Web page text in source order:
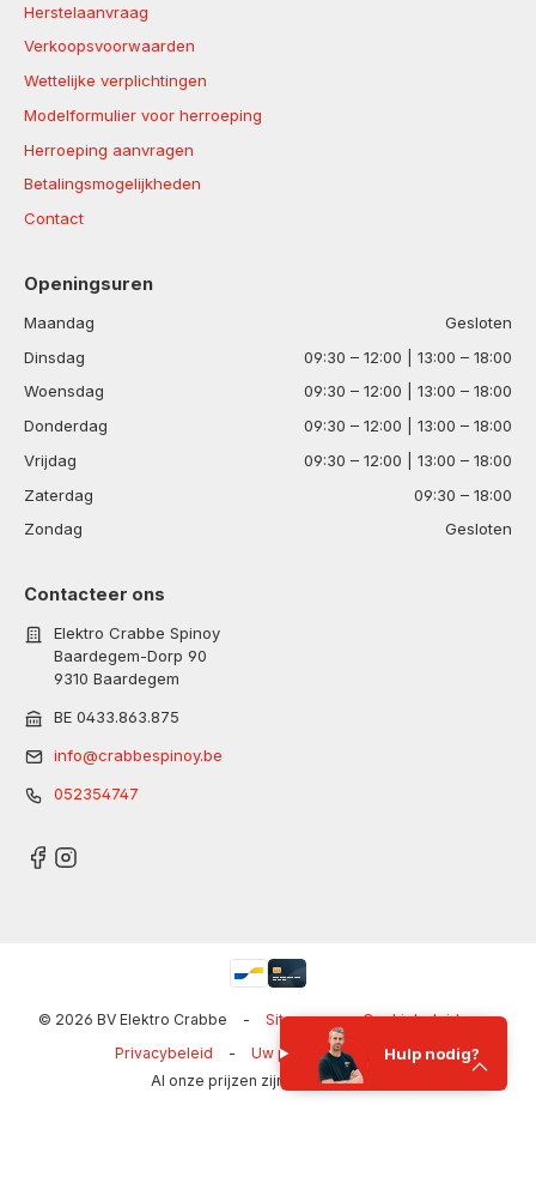
Herstelaanvraag
Verkoopsvoorwaarden
Wettelijke verplichtingen
Modelformulier voor herroeping
Herroeping aanvragen
Betalingsmogelijkheden
Contact
Openingsuren
Maandag
Gesloten
Dinsdag
09:30 – 12:00 | 13:00 – 18:00
Woensdag
09:30 – 12:00 | 13:00 – 18:00
Donderdag
09:30 – 12:00 | 13:00 – 18:00
Vrijdag
09:30 – 12:00 | 13:00 – 18:00
Zaterdag
09:30 – 18:00
Zondag
Gesloten
Contacteer ons
Elektro Crabbe Spinoy
Baardegem-Dorp 90
9310 Baardegem
BE 0433.863.875
info@crabbespinoy.be
052354747
© 2026 BV Elektro Crabbe - Sitemap - Cookiebeleid
-
Privacybeleid
- Uw privacy-opties
-
Al onze prijzen zijn inclusief BTW
Hulp nodig?